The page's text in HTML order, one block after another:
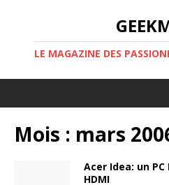
LE MAGAZINE DES
Mois : mars
Acer Idea: un
HDMI